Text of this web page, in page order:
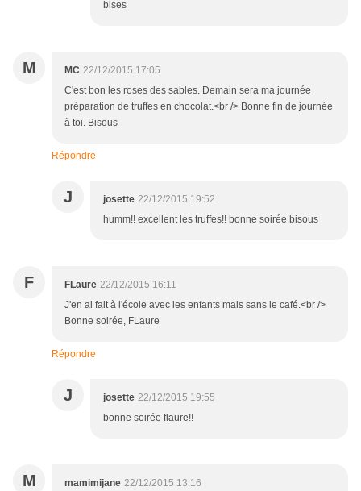
bises
M MC 22/12/2015 17:05
C'est bon les roses des sables. Demain sera ma journée
préparation de truffes en chocolat.<br /> Bonne fin de journée
à toi. Bisous
Répondre
J josette 22/12/2015 19:52
humm!! excellent les truffes!! bonne soirée bisous
F FLaure 22/12/2015 16:11
J'en ai fait à l'école avec les enfants mais sans le café.<br />
Bonne soirée, FLaure
Répondre
J josette 22/12/2015 19:55
bonne soirée flaure!!
M mamimijane 22/12/2015 13:16